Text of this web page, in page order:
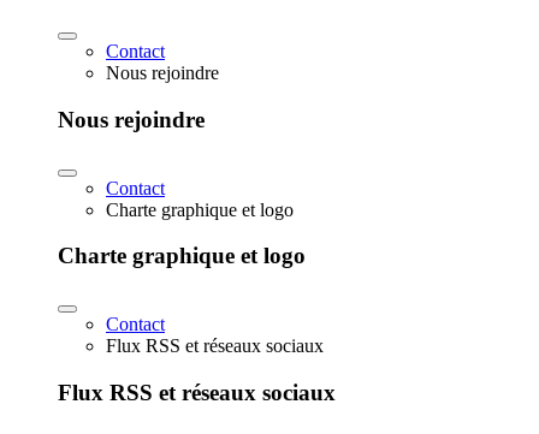
Contact
Nous rejoindre
Nous rejoindre
Contact
Charte graphique et logo
Charte graphique et logo
Contact
Flux RSS et réseaux sociaux
Flux RSS et réseaux sociaux